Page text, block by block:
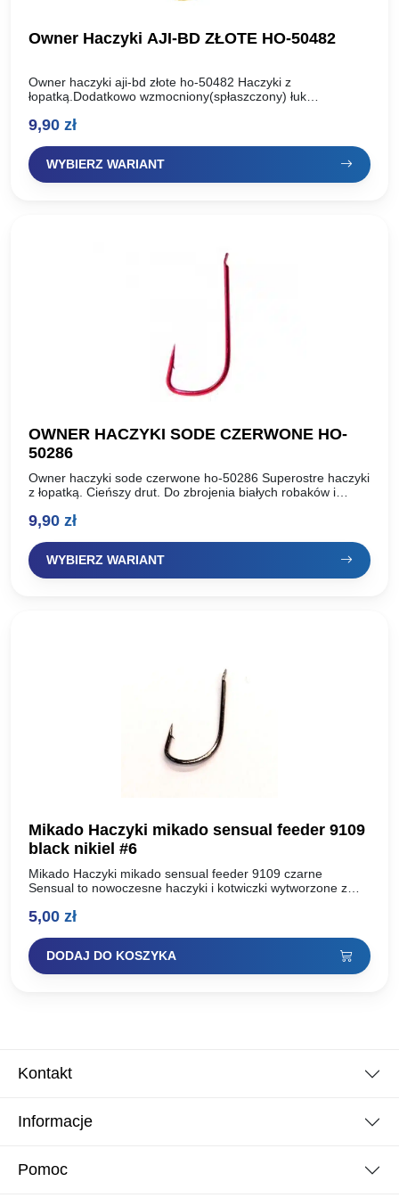
Owner Haczyki AJI-BD ZŁOTE HO-50482
Owner haczyki aji-bd złote ho-50482 Haczyki z
łopatką.Dodatkowo wzmocniony(spłaszczony) łuk
w paczce: #7 15szt #8 15szt…
9,90 zł
WYBIERZ WARIANT
OWNER HACZYKI SODE CZERWONE HO-
50286
Owner haczyki sode czerwone ho-50286 Superostre haczyki
z łopatką. Cieńszy drut. Do zbrojenia białych robaków i
wyczynowców. Rozmiar haka:…
9,90 zł
WYBIERZ WARIANT
Mikado Haczyki mikado sensual feeder 9109
black nikiel #6
Mikado Haczyki mikado sensual feeder 9109 czarne
Sensual to nowoczesne haczyki i kotwiczki wytworzone z
zastosowaniu dwóch technologii ostrzenia:…
5,00 zł
DODAJ DO KOSZYKA
Kontakt
Informacje
Pomoc